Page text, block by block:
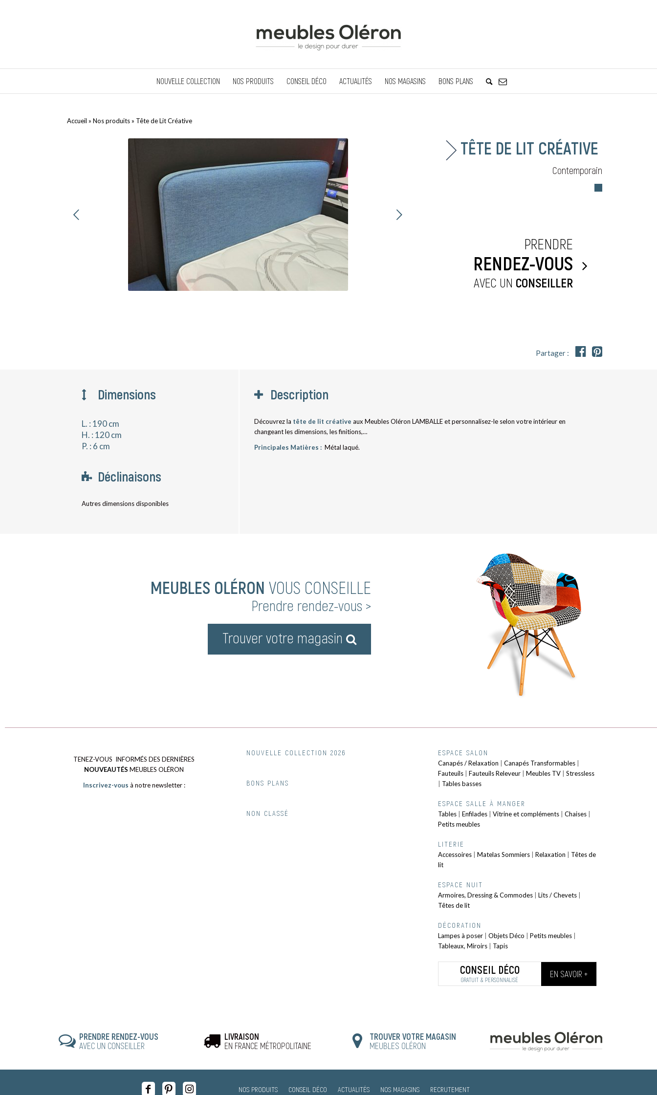
NOUVELLE COLLECTION NOS PRODUITS CONSEIL DÉCO ACTUALITÉS NOS MAGASINS BONS PLANS
Accueil » Nos produits » Tête de Lit Créative
Suivant
TÊTE DE LIT CRÉATIVE
Contemporain
PRENDRE
RENDEZ-VOUS
AVEC UN CONSEILLER
Partager :  
Dimensions
L. : 190 cm
H. : 120 cm
P. : 6 cm
Déclinaisons
Autres dimensions disponibles
Description
Découvrez la tête de lit créativeaux Meubles Oléron LAMBALLE et personnalisez-le selon votre intérieur en
changeant les dimensions, les finitions,…
Principales Matières : Métal laqué.
MEUBLES OLÉRON VOUS CONSEILLE
Prendre rendez-vous >
Trouver votre magasin
TENEZ-VOUS INFORMÉS DES DERNIÈRES
NOUVEAUTÉS MEUBLES OLÉRON
Inscrivez-vous à notre newsletter :
NOUVELLE COLLECTION 2026
BONS PLANS
NON CLASSÉ
ESPACE SALON
Canapés / Relaxation Canapés Transformables|
Fauteuils| Fauteuils Releveur| Meubles TV| Stressless
Tables basses
ESPACE SALLE À MANGER
Tables| Enfilades| Vitrine et compléments| Chaises|
Petits meubles
LITERIE
Accessoires| Matelas Sommiers| Relaxation
Têtes de
lit
ESPACE NUIT
Armoires, Dressing & Commodes| Lits / Chevets|
Têtes de lit
DÉCORATION
Lampes à poser| Objets Déco Petits meubles|
Tableaux, Miroirs| Tapis
CONSEIL DÉCO
GRATUIT & PERSONNALISÉ
EN SAVOIR +
PRENDRE RENDEZ-VOUS
AVEC UN CONSEILLER
LIVRAISON
EN FRANCE MÉTROPOLITAINE
TROUVER VOTRE MAGASIN
MEUBLES OLÉRON
NOS PRODUITS CONSEIL DÉCO ACTUALITÉS NOS MAGASINS RECRUTEMENT